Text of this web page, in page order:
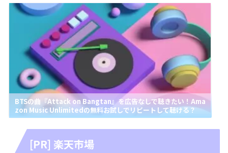
BTSの曲『Attack on Bangtan』を広告なしで聴きたい！Ama
zon Music Unlimitedの無料お試しでリピートして聴ける？
[PR] 楽天市場